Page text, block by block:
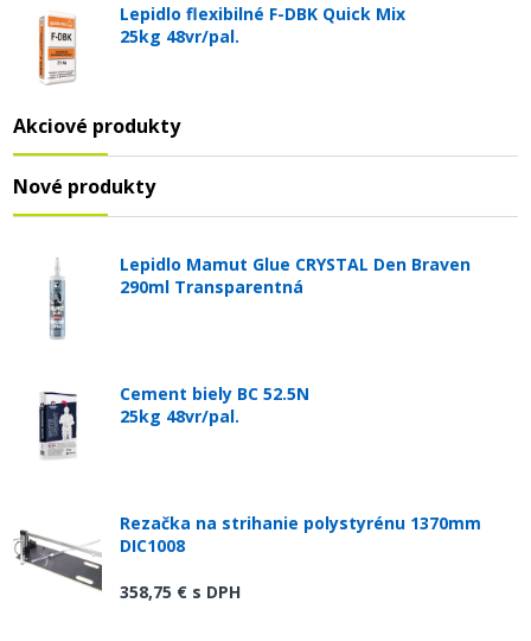
Lepidlo flexibilné F-DBK Quick Mix
25kg 48vr/pal.
Akciové produkty
Nové produkty
Lepidlo Mamut Glue CRYSTAL Den Braven
290ml Transparentná
Cement biely BC 52.5N
25kg 48vr/pal.
Rezačka na strihanie polystyrénu 1370mm
DIC1008
358,75 € s DPH